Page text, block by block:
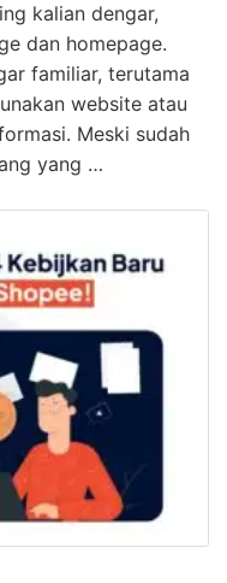
kalian dengar,
dan homepage.
familiar, terutama
website atau
Meski sudah
yang …